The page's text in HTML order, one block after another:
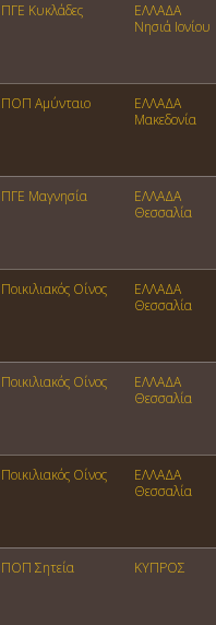
ΠΓΕ Κυκλάδες
ΕΛΛΑΔΑ
Νησιά Ιονίου
ΠΟΠ Αμύνταιο
ΕΛΛΑΔΑ
Μακεδονία
ΠΓΕ Μαγνησία
ΕΛΛΑΔΑ
Θεσσαλία
Ποικιλιακός Οίνος
ΕΛΛΑΔΑ
Θεσσαλία
Ποικιλιακός Οίνος
ΕΛΛΑΔΑ
Θεσσαλία
Ποικιλιακός Οίνος
ΕΛΛΑΔΑ
Θεσσαλία
ΠΟΠ Σητεία ΚΥΠΡΟΣ